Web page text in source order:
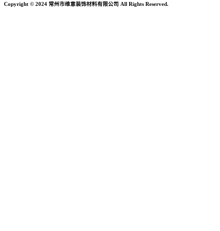
Copyright © 2024 常州市维意装饰材料有限公司 All Rights Reserved.